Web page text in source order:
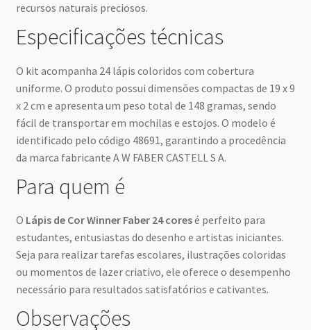
recursos naturais preciosos.
Especificações técnicas
O kit acompanha 24 lápis coloridos com cobertura
uniforme. O produto possui dimensões compactas de 19 x 9
x 2 cm e apresenta um peso total de 148 gramas, sendo
fácil de transportar em mochilas e estojos. O modelo é
identificado pelo código 48691, garantindo a procedência
da marca fabricante A W FABER CASTELL S A.
Para quem é
O Lápis de Cor Winner Faber 24 coresé perfeito para
estudantes, entusiastas do desenho e artistas iniciantes.
Seja para realizar tarefas escolares, ilustrações coloridas
ou momentos de lazer criativo, ele oferece o desempenho
necessário para resultados satisfatórios e cativantes.
Observações